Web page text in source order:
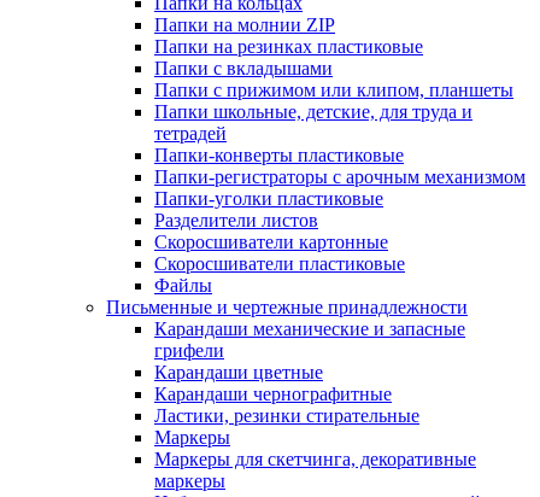
Папки на молнии ZIP
Папки на резинках пластиковые
Папки с вкладышами
Папки с прижимом или клипом, планшеты
Папки школьные, детские, для труда и
тетрадей
Папки-конверты пластиковые
Папки-регистраторы с арочным механизмом
Папки-уголки пластиковые
Разделители листов
Скоросшиватели картонные
Скоросшиватели пластиковые
Файлы
Письменные и чертежные принадлежности
Карандаши механические и запасные
грифели
Карандаши цветные
Карандаши чернографитные
Ластики, резинки стирательные
Маркеры
Маркеры для скетчинга, декоративные
маркеры